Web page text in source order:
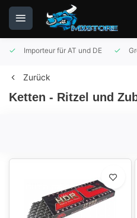
Importeur für AT und DE
Zurück
Ketten - Ritzel und